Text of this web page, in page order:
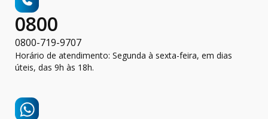
0800
0800-719-9707
Horário de atendimento: Segunda à sexta-feira, em dias
úteis, das 9h às 18h.